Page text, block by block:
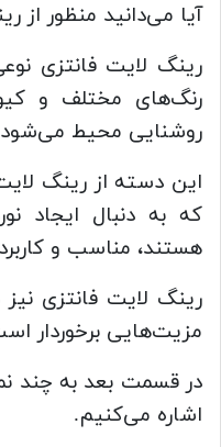
آیا می‌دانید منظور
رینگ لایت فانتزی
رنگ‌های مختلف و
روشنایی محیط
این دسته از رینگ
که به دنبال ایجاد
هستند، مناسب و
رینگ لایت فانتزی
مزیت‌هایی برخوردار
در قسمت بعد به چند
اشاره می‌کنیم.